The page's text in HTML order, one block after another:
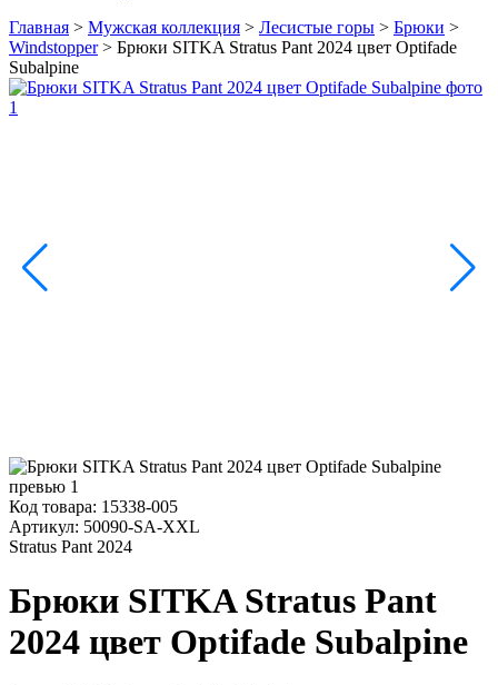
Главная > Мужская коллекция > Лесистые горы > Брюки >
Windstopper > Брюки SITKA Stratus Pant 2024 цвет Optifade
Subalpine
Код товара: 15338-005
Артикул: 50090-SA-XXL
Stratus Pant 2024
Брюки SITKA Stratus Pant
2024 цвет Optifade Subalpine